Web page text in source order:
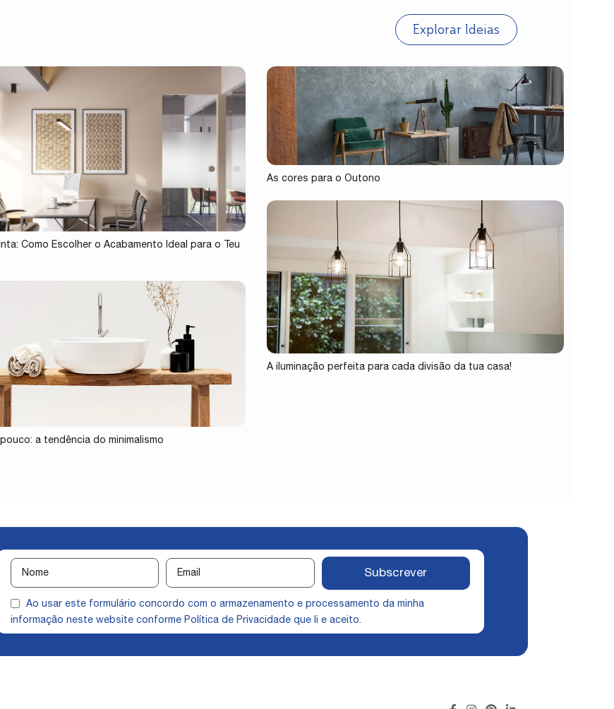
Explorar Ideias
Como Escolher o Acabamento Ideal para o Teu
As cores para o Outono
a tendência do minimalismo
A iluminação perfeita para cada divisão da tua casa!
Ao usar este formulário concordo com o armazenamento e processamento da minha
informação neste website conforme Política de Privacidade que li e aceito.
Subscrever